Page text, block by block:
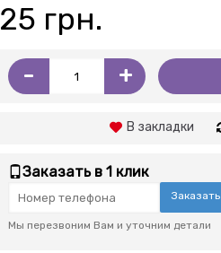
25 грн.
- +
В закладки
Заказать в 1 клик
Заказать
Мы перезвоним Вам и уточним детали